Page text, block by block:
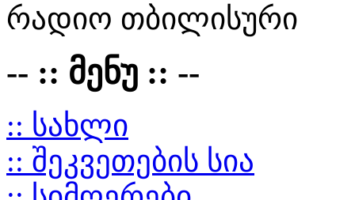
რადიო თბილისური
-- :: მენუ :: --
:: სახლი
:: შეკვეთების სია